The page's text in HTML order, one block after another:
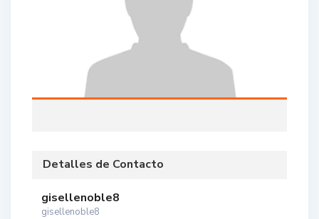
Detalles de Contacto
gisellenoble8
gisellenoble8